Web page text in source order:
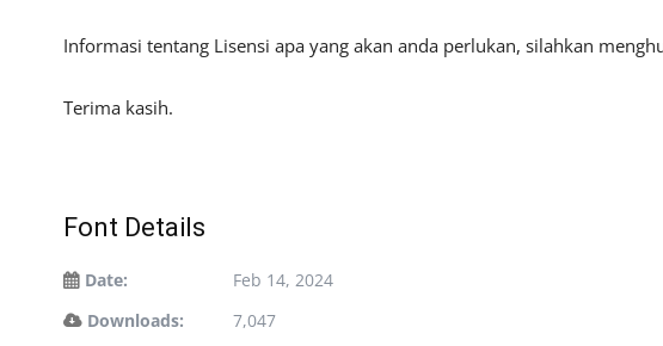
Informasi tentang Lisensi apa yang akan anda perlukan, silahkan
Terima kasih.
Font Details
Date:
Feb 14, 2024
Downloads:
7,047